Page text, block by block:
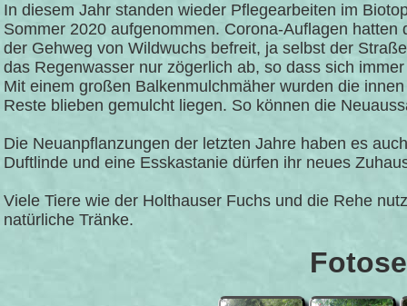
In diesem Jahr standen wieder Pflegearbeiten im
Sommer 2020 aufgenommen. Corona-Auflagen
der Gehweg von Wildwuchs befreit, ja selbst der
das Regenwasser nur zögerlich ab, so dass sich
Mit einem großen Balkenmulchmäher wurden die
Reste blieben gemulcht liegen. So können die
Die Neuanpflanzungen der letzten Jahre haben es
Duftlinde und eine Esskastanie dürfen ihr neues
Viele Tiere wie der Holthauser Fuchs und die Rehe
natürliche Tränke.